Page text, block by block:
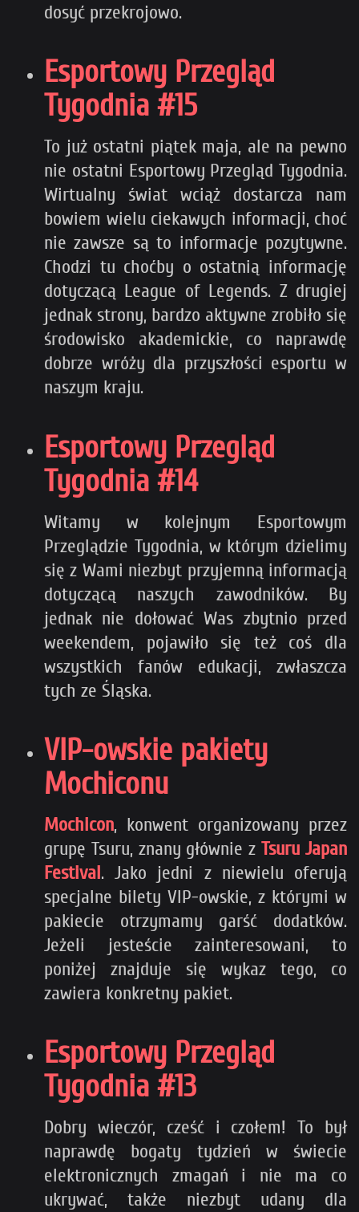
dosyć przekrojowo.
Esportowy Przegląd
Tygodnia #15
To już ostatni piątek maja, ale na pewno
nie ostatni Esportowy Przegląd Tygodnia.
Wirtualny świat wciąż dostarcza nam
bowiem wielu ciekawych informacji, choć
nie zawsze są to informacje pozytywne.
Chodzi tu choćby o ostatnią informację
dotyczącą League of Legends. Z drugiej
jednak strony, bardzo aktywne zrobiło się
środowisko akademickie, co naprawdę
dobrze wróży dla przyszłości esportu w
naszym kraju.
Esportowy Przegląd
Tygodnia #14
Witamy w kolejnym Esportowym
Przeglądzie Tygodnia, w którym dzielimy
się z Wami niezbyt przyjemną informacją
dotyczącą naszych zawodników. By
jednak nie dołować Was zbytnio przed
weekendem, pojawiło się też coś dla
wszystkich fanów edukacji, zwłaszcza
tych ze Śląska.
VIP-owskie pakiety
Mochiconu
Mochicon, konwent organizowany przez
grupę Tsuru, znany głównie zTsuru Japan
Festival . Jako jedni z niewielu oferują
specjalne bilety VIP-owskie, z którymi w
pakiecie otrzymamy garść dodatków.
Jeżeli jesteście zainteresowani, to
poniżej znajduje się wykaz tego, co
zawiera konkretny pakiet.
Esportowy Przegląd
Tygodnia #13
Dobry wieczór, cześć i czołem! To był
naprawdę bogaty tydzień w świecie
elektronicznych zmagań i nie ma co
ukrywać, także niezbyt udany dla